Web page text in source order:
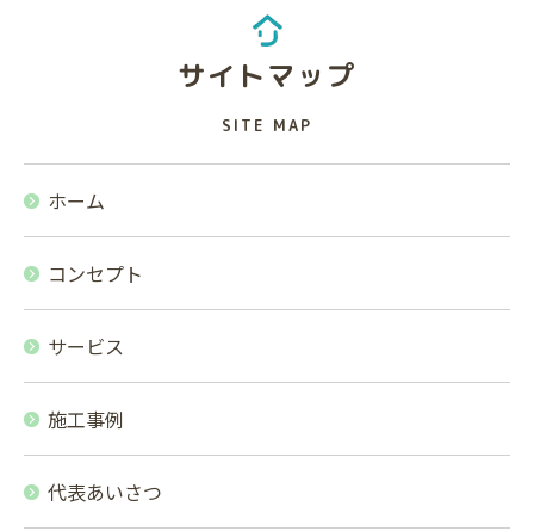
SITE MAP
サイトマップ
ホーム
コンセプト
サービス
施工事例
代表あいさつ